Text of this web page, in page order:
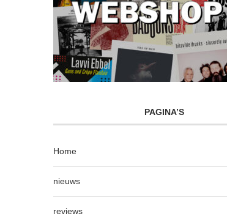
PAGINA’S
Home
nieuws
reviews